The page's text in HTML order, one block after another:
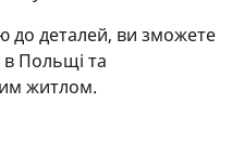
до деталей, ви зможете
Польщі та
житлом.